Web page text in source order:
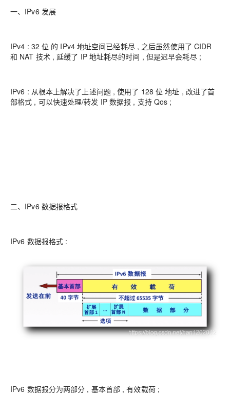
一、IPv6 发展
IPv4 : 32 位 的 IPv4 地址空间已经耗尽 , 之后虽然使用了 CIDR
和 NAT 技术 , 延缓了 IP 地址耗尽的时间 , 但是迟早会耗尽 ;
IPv6 : 从根本上解决了上述问题 , 使用了 128 位 地址 , 改进了首
部格式 , 可以快速处理/转发 IP 数据报 , 支持 Qos ;
二、IPv6 数据报格式
IPv6 数据报格式 :
IPv6 数据报分为两部分 , 基本首部 , 有效载荷 ;